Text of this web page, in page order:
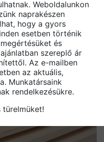
zsindelyek
térhatású
Weboldalunkon
naprakészen
hogy a gyors
esetben történik
és
szereplő ár
Az e-mailben
az aktuális,
Munkatársaink
rendelkezésükre.
türelmüket!